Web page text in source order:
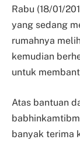
Rabu (18/01/
yang sedang
rumahnya
kemudian
untuk
Atas bantuan
banyak terima